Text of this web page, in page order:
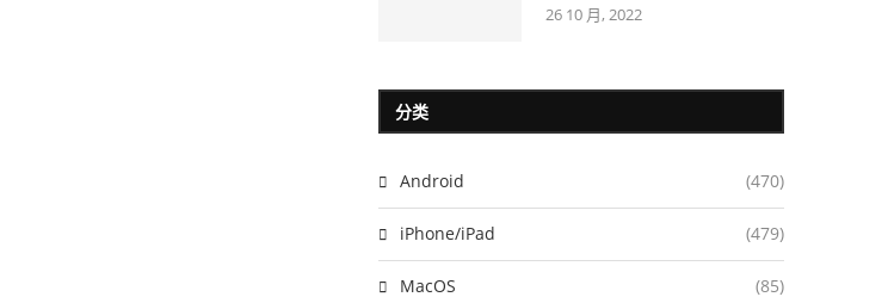
26 10 月, 2022
分类
Android (470)
iPhone/iPad (479)
MacOS (85)